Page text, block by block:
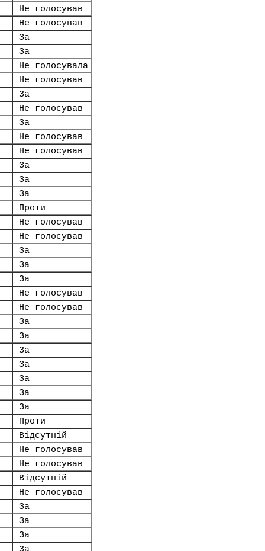
Не голосував
Не голосував
За
За
Не голосувала
Не голосував
За
Не голосував
За
Не голосував
Не голосував
За
За
За
Проти
Не голосував
Не голосував
За
За
За
Не голосував
Не голосував
За
За
За
За
За
За
За
Проти
Відсутній
Не голосував
Не голосував
Відсутній
Не голосував
За
За
За